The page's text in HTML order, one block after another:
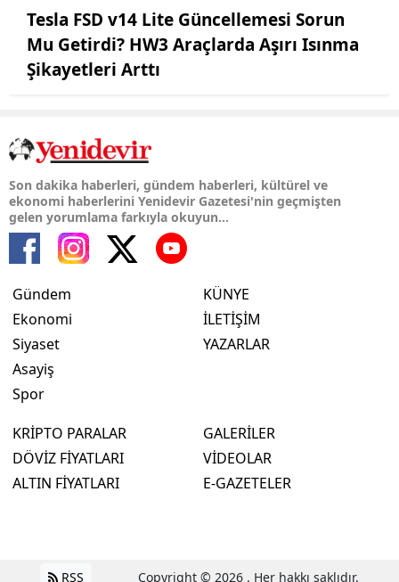
Tesla FSD v14 Lite Güncellemesi Sorun
Mu Getirdi? HW3 Araçlarda Aşırı Isınma
Şikayetleri Arttı
Son dakika haberleri, gündem haberleri, kültürel ve
ekonomi haberlerini Yenidevir Gazetesi'nin geçmişten
gelen yorumlama farkıyla okuyun...
Gündem
Ekonomi
Siyaset
Asayiş
Spor
KÜNYE
İLETİŞİM
YAZARLAR
KRİPTO PARALAR
DÖVİZ FİYATLARI
ALTIN FİYATLARI
GALERİLER
VİDEOLAR
E-GAZETELER
RSS Copyright © 2026 . Her hakkı saklıdır.